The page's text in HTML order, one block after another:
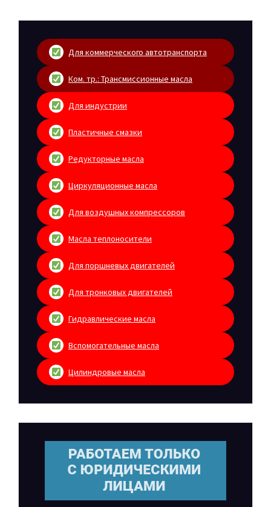
Для коммерческого автотранспорта
Ком. тр.: Трансмиссионные масла
Для индустрии
Пластичные смазки
Редукторные масла
Циркуляционные масла
Для воздушных компрессоров
Масла теплоносители
Для поршневых двигателей
Для тронковых двигателей
Гидравлические масла
Вспомогательные масла
Цилиндровые масла